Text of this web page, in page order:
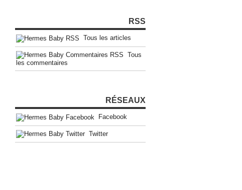
RSS
Tous les articles
Tous
les commentaires
RÉSEAUX
Facebook
Twitter